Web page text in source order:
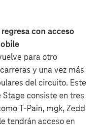
con acceso
para otro
y una vez más
del circuito. Este
Stage consiste en tres
T-Pain, mgk, Zedd
tendrán acceso en